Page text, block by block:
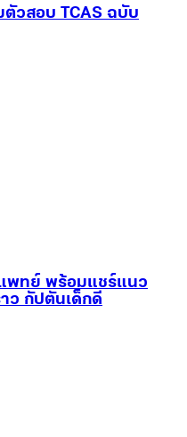
ตัวสอบ TCAS ฉบับ
พทย์ พร้อมแชร์แนว
ว กัปตันเด็กดี